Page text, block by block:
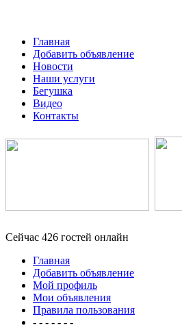
Главная
Добавить объявление
Новости
Наши услуги
Бегушка
Видео
Контакты
Сейчас 426 гостей онлайн
Главная
Добавить объявление
Мой профиль
Мои объявления
Правила пользования
- - - - - - -